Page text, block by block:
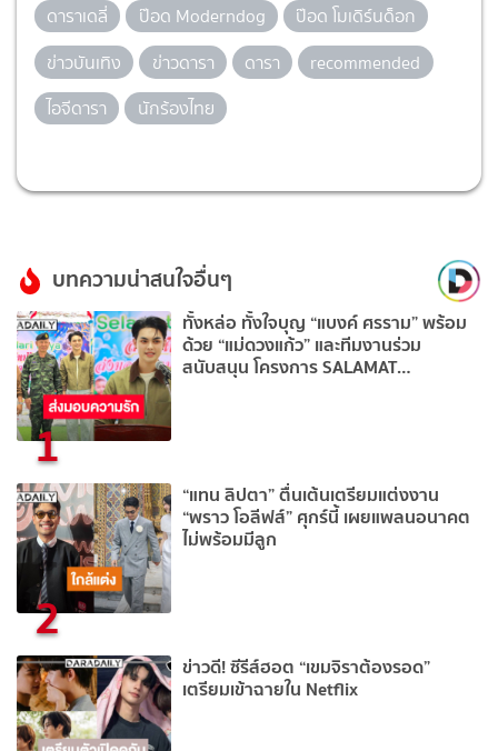
ดาราเดลี่ ป๊อด Moderndog
ป๊อด โมเดิร์นด็อก
ข่าวบันเทิง
ข่าวดารา ดารา
recommended
ไอจีดารา
นักร้องไทย
บทความน่าสนใจอื่นๆ
1
ทั้งหล่อ ทั้งใจบุญ “แบงค์ ศรราม” พร้อม
ด้วย “แม่ดวงแก้ว” และทีมงานร่วม
สนับสนุน โครงการ SALAMAT
2
“แทน ลิปตา” ตื่นเต้นเตรียมแต่งงาน
“พราว โอลีฟส์” ศุกร์นี้ เผยแพลนอนาคต
ไม่พร้อมมีลูก
ข่าวดี! ซีรีส์ฮอต “เขมจิราต้องรอด”
เตรียมเข้าฉายใน Netflix